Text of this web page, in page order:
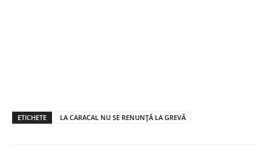
ETICHETE LA CARACAL NU SE RENUNȚĂ LA GREVĂ